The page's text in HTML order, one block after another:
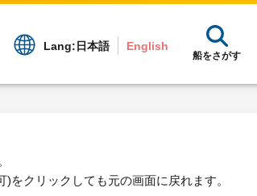
Lang: 日本語 English
船をさがす
をクリックしても元の画面に戻れます。